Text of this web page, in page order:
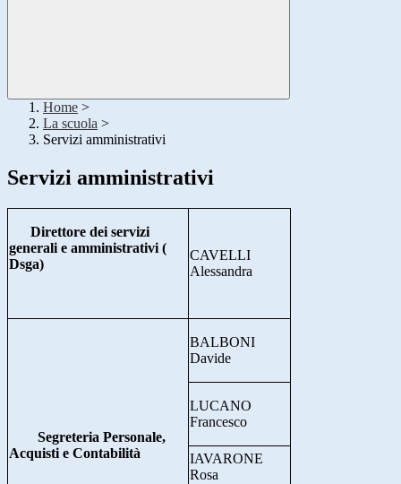
Home >
La scuola >
Servizi amministrativi
Servizi amministrativi
Direttore dei servizi
generali e amministrativi (
Dsga)
CAVELLI
Alessandra
Segreteria Personale,
Acquisti e Contabilità
BALBONI
Davide
LUCANO
Francesco
IAVARONE
Rosa